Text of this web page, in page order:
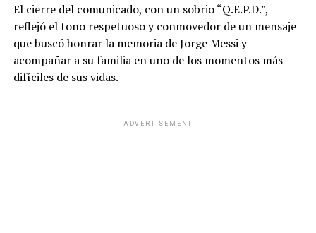
El cierre del comunicado, con un sobrio “Q.E.P.D.”,
reflejó el tono respetuoso y conmovedor de un mensaje
que buscó honrar la memoria de Jorge Messi y
acompañar a su familia en uno de los momentos más
difíciles de sus vidas.
ADVERTISEMENT